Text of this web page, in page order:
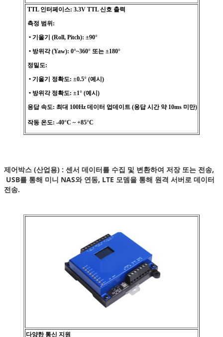
TTL 인터페이스: 3.3V TTL 신호 출력
측정 범위:
• 기울기 (Roll, Pitch): ±90°
• 방위각 (Yaw): 0°~360° 또는 ±180°
정밀도:
• 기울기 정확도: ±0.5° (예시)
• 방위각 정확도: ±1° (예시)
응답 속도: 최대 100Hz 데이터 업데이트 (응답 시간 약 10ms 미만)
작동 온도: -40°C ~ +85°C
제어박스 (산업용) : 센서 데이터를 수집 및 변환하여 저장 또는 전송,
USB를 통해 미니 NAS와 연동, LTE 모뎀을 통해 원격 서버로 데이터
전송.
다양한 통신 지원